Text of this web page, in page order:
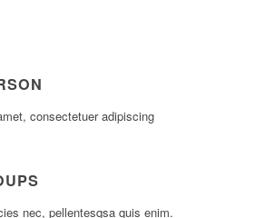
consectetuer adipiscing
nec, pellentesqsa quis enim.